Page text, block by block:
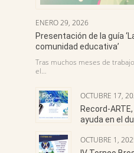
ENERO 29, 2026
Presentación de la guía
comunidad educativa’
Tras muchos meses de
el…
OCTUBRE 17,
Record-
ayuda en el
OCTUBRE 1,